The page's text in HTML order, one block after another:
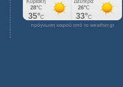
πρόγνωση καιρού από το weather.gr